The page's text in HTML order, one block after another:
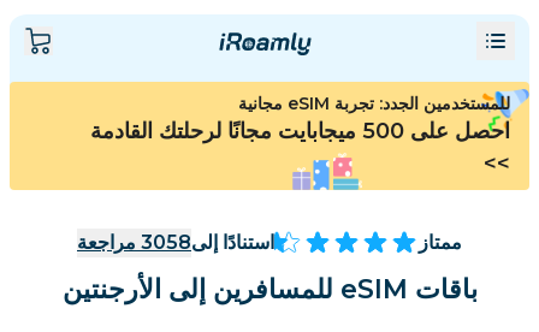
للمستخدمين الجدد: تجربة eSIM مجانية
احصل على 500 ميجابايت مجانًا لرحلتك القادمة
>>
ممتاز استنادًا إلى3058 مراجعة
باقات eSIM للمسافرين إلى الأرجنتين